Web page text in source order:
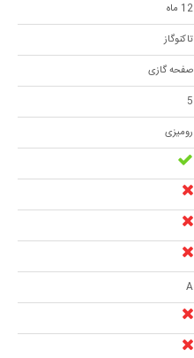
12 ماه
تاکنوگاز
صفحه گازی
5
رومیزی
A